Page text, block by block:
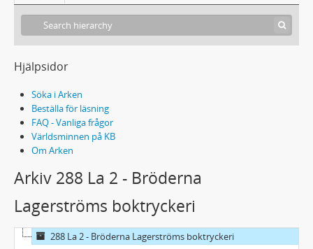
Hjälpsidor
Söka i Arken
Beställa för läsning
FAQ - Vanliga frågor
Världsminnen på KB
Om Arken
Arkiv 288 La 2 - Bröderna
Lagerströms boktryckeri
288 La 2 - Bröderna Lagerströms boktryckeri